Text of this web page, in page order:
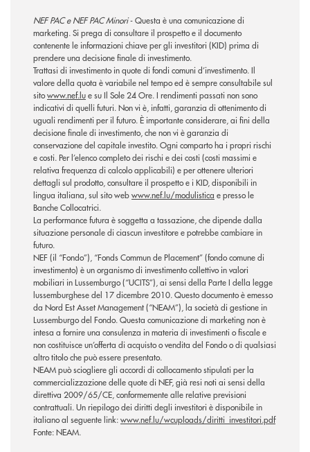
NEF PAC e NEF PAC Minori-Questa è una comunicazione di
marketing. Si prega di consultare il prospetto e il documento
contenente le informazioni chiave per gli investitori (KID) prima di
prendere una decisione finale di investimento.
Trattasi di investimento in quote di fondi comuni d’investimento. Il
valore della quota è variabile nel tempo ed è sempre consultabile sul
sitowww.nef.lue su Il Sole 24 Ore. I rendimenti passati non sono
indicativi di quelli futuri. Non vi è, infatti, garanzia di ottenimento di
uguali rendimenti per il futuro. È importante considerare, ai fini della
decisione finale di investimento, che non vi è garanzia di
conservazione del capitale investito. Ogni comparto ha i propri rischi
e costi. Per l’elenco completo dei rischi e dei costi (costi massimi e
relativa frequenza di calcolo applicabili) e per ottenere ulteriori
dettagli sul prodotto, consultare il prospetto e i KID, disponibili in
lingua italiana, sul sito webwww.nef.lu/modulistica e presso le
Banche Collocatrici.
La performance futura è soggetta a tassazione, che dipende dalla
situazione personale di ciascun investitore e potrebbe cambiare in
futuro.
NEF (il “Fondo”), “Fonds Commun de Placement” (fondo comune di
investimento) è un organismo di investimento collettivo in valori
mobiliari in Lussemburgo (“UCITS”), ai sensi della Parte I della legge
lussemburghese del 17 dicembre 2010. Questo documento è emesso
da Nord Est Asset Management (“NEAM”), la società di gestione in
Lussemburgo del Fondo. Questa comunicazione di marketing non è
intesa a fornire una consulenza in materia di investimenti o fiscale e
non costituisce un’offerta di acquisto o vendita del Fondo o di qualsiasi
altro titolo che può essere presentato.
NEAM può sciogliere gli accordi di collocamento stipulati per la
commercializzazione delle quote di NEF, già resi noti ai sensi della
direttiva 2009/65/CE, conformemente alle relative previsioni
contrattuali. Un riepilogo dei diritti degli investitori è disponibile in
italiano al seguente link:www.nef.lu/wcuploads/diritti_investitori.pdf
Fonte: NEAM.